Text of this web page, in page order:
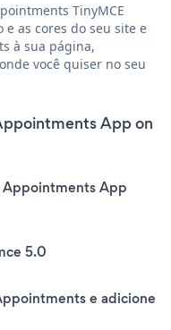
TinyMCE
as cores do seu site e
à sua página,
você quiser no seu
App on
Appointments App
5.0
e adicione